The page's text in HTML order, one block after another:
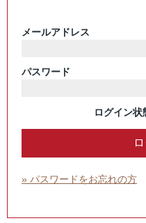
メールアドレス
パスワード
ログイン状
» パスワードをお忘れの方